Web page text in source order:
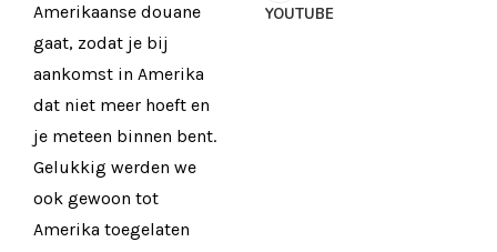
Amerikaanse douane
gaat, zodat je bij
aankomst in Amerika
dat niet meer hoeft en
je meteen binnen bent.
Gelukkig werden we
ook gewoon tot
Amerika toegelaten
YOUTUBE